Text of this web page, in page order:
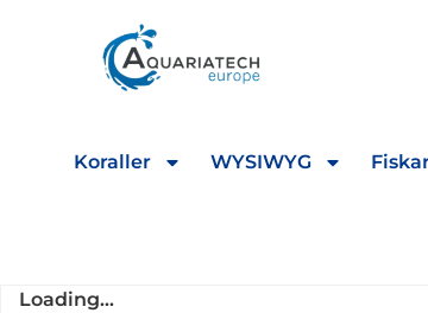
Koraller WYSIWYG
Loading...